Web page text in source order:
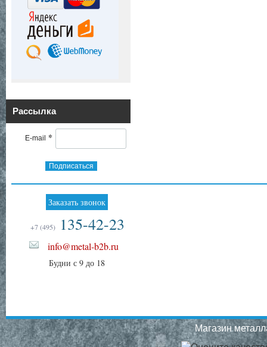
Рассылка
E-mail *
Подписаться
Заказать звонок
+7 (495) 135-42-23
info@metal-b2b.ru
Будни с 9 до 18
Магазин